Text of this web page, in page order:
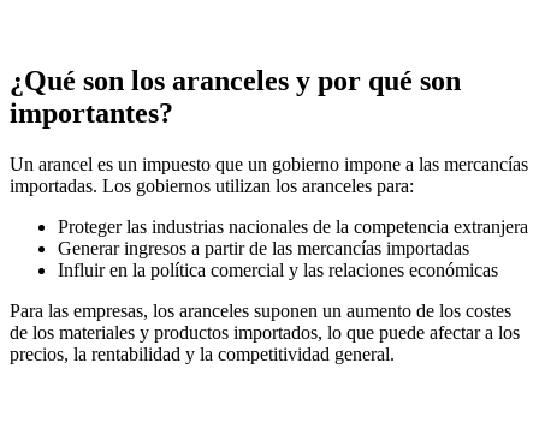
¿Qué son los aranceles y por qué son
importantes?
Un arancel es un impuesto que un gobierno impone a las mercancías
importadas. Los gobiernos utilizan los aranceles para:
Proteger las industrias nacionales de la competencia extranjera
Generar ingresos a partir de las mercancías importadas
Influir en la política comercial y las relaciones económicas
Para las empresas, los aranceles suponen un aumento de los costes
de los materiales y productos importados, lo que puede afectar a los
precios, la rentabilidad y la competitividad general.